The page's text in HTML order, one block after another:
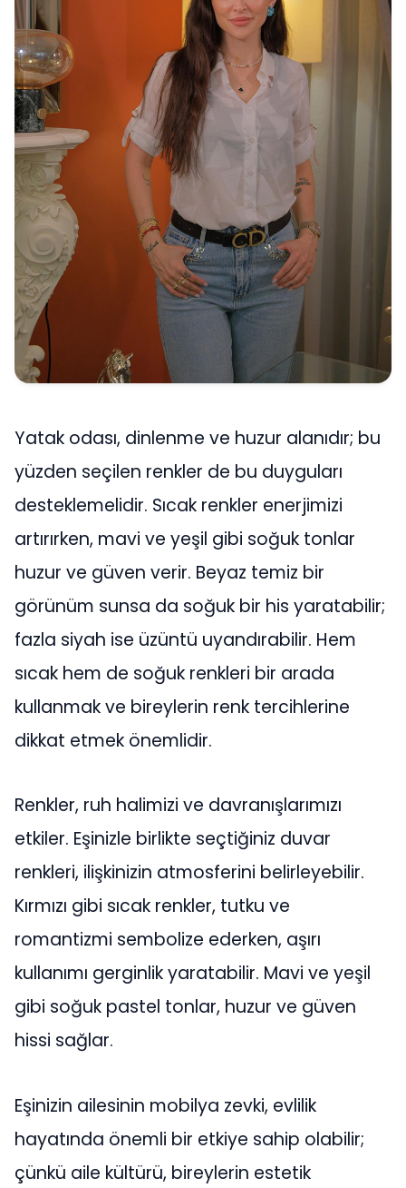
Yatak odası, dinlenme ve huzur alanıdır; bu
yüzden seçilen renkler de bu duyguları
desteklemelidir. Sıcak renkler enerjimizi
artırırken, mavi ve yeşil gibi soğuk tonlar
huzur ve güven verir. Beyaz temiz bir
görünüm sunsa da soğuk bir his yaratabilir;
fazla siyah ise üzüntü uyandırabilir. Hem
sıcak hem de soğuk renkleri bir arada
kullanmak ve bireylerin renk tercihlerine
dikkat etmek önemlidir.
Renkler, ruh halimizi ve davranışlarımızı
etkiler. Eşinizle birlikte seçtiğiniz duvar
renkleri, ilişkinizin atmosferini belirleyebilir.
Kırmızı gibi sıcak renkler, tutku ve
romantizmi sembolize ederken, aşırı
kullanımı gerginlik yaratabilir. Mavi ve yeşil
gibi soğuk pastel tonlar, huzur ve güven
hissi sağlar.
Eşinizin ailesinin mobilya zevki, evlilik
hayatında önemli bir etkiye sahip olabilir;
çünkü aile kültürü, bireylerin estetik